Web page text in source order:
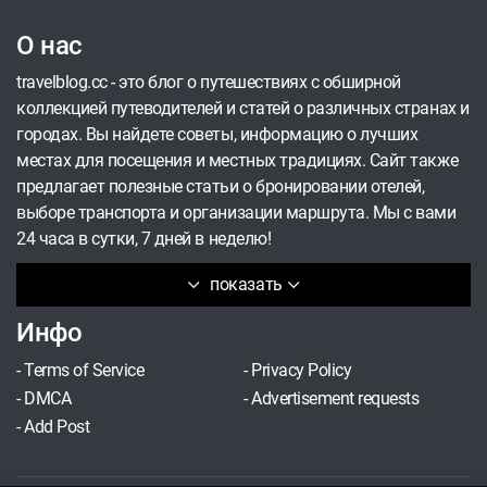
О нас
показать
travelblog.cc - это блог о путешествиях с обширной
коллекцией путеводителей и статей о различных странах и
городах. Вы найдете советы, информацию о лучших
местах для посещения и местных традициях. Сайт также
предлагает полезные статьи о бронировании отелей,
выборе транспорта и организации маршрута. Мы с вами
24 часа в сутки, 7 дней в неделю!
Инфо
-Terms of Service - Privacy Policy
- DMCA -Advertisement requests
-Add Post